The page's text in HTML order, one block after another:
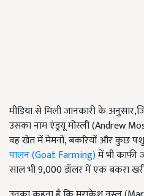
मीडिया से मिली जानकारी के
उसका नाम एंड्रयू मोस्ली (Andrew
वह खेत में मेमनों, बकरियों और कुछ
पालन (Goat Farming)में भी काफी
साल भी 9,000 डॉलर में एक बकरा